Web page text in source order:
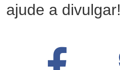
ajude a divulgar!